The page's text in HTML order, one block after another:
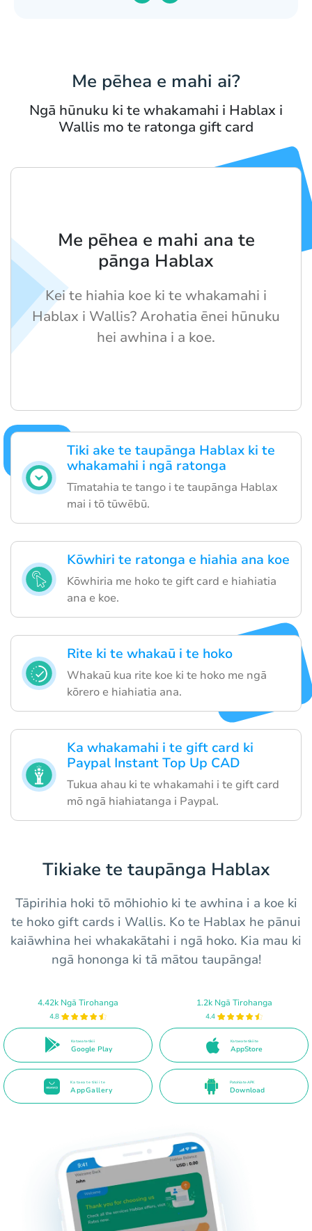
Me pēhea e mahi ai?
Ngā hūnuku ki te whakamahi i Hablax i
Wallis mo te ratonga gift card
Tiki ake te taupānga Hablax ki te
whakamahi i ngā ratonga
Tīmatahia te tango i te taupānga Hablax
mai i tō tūwēbū.
Kōwhiri te ratonga e hiahia ana koe
Kōwhiria me hoko te gift card e hiahiatia
ana e koe.
Rite ki te whakaū i te hoko
Whakaū kua rite koe ki te hoko me ngā
kōrero e hiahiatia ana.
Ka whakamahi i te gift card ki
Paypal Instant Top Up CAD
Tukua ahau ki te whakamahi i te gift card
mō ngā hiahiatanga i Paypal.
Me pēhea e mahi ana te
pānga Hablax
Kei te hiahia koe ki te whakamahi i
Hablax i Wallis? Arohatia ēnei hūnuku
hei awhina i a koe.
Tikiake te taupānga Hablax
Tāpirihia hoki tō mōhiohio ki te awhina i a koe ki
te hoko gift cards i Wallis. Ko te Hablax he pānui
kaiāwhina hei whakakātahi i ngā hoko. Kia mau ki
ngā hononga ki tā mātou taupānga!
4.42k Ngā Tirohanga
4.8
Ka taea te tiki i
Google Play
1.2k Ngā Tirohanga
4.4
Ka taea te tiki i te
AppStore
Ka taea te tiki i te
AppGallery
Patohia te APK
Download